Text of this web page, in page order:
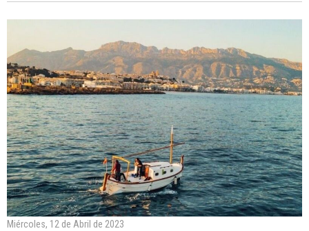
Miércoles, 12 de Abril de 2023